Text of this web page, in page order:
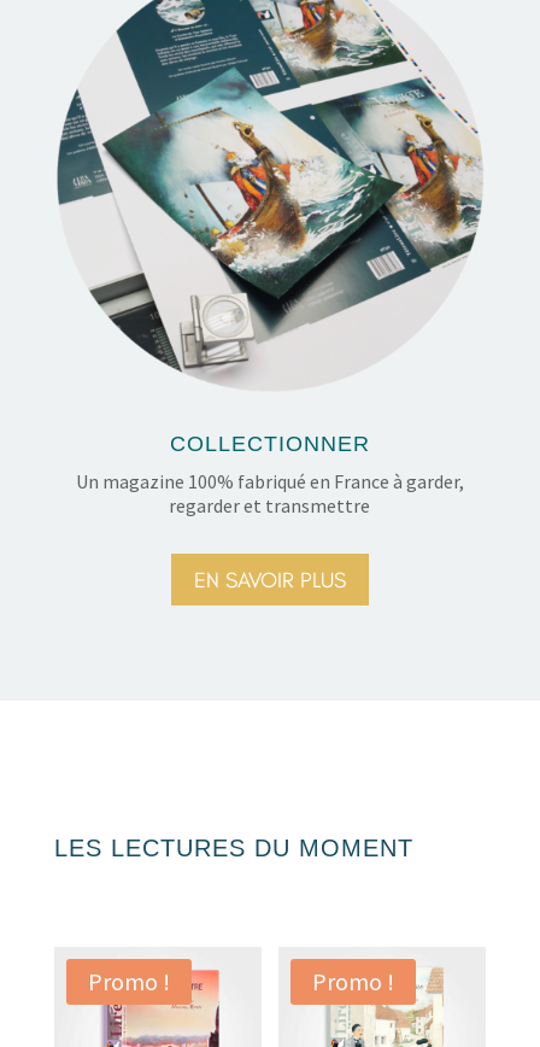
COLLECTIONNER
Un magazine 100% fabriqué en France à garder,
regarder et transmettre
EN SAVOIR PLUS
LES LECTURES DU MOMENT
Promo ! Promo !